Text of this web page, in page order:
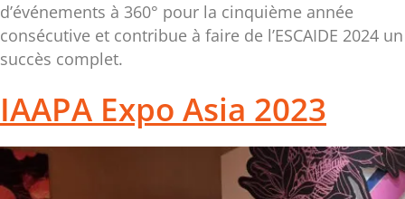
d’événements à 360° pour la cinquième année
consécutive et contribue à faire de l’ESCAIDE 2024 un
succès complet.
IAAPA Expo Asia 2023